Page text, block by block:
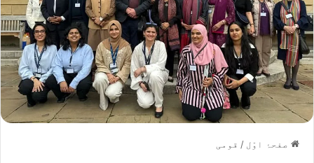
صفحۂ اوّل / قومی